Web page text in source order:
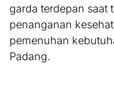
garda terdepan saat
penanganan
pemenuhan
Padang.